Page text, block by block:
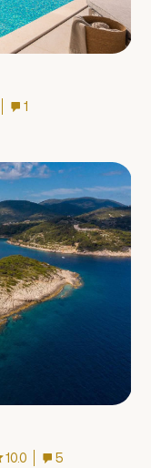
1
10.0 5